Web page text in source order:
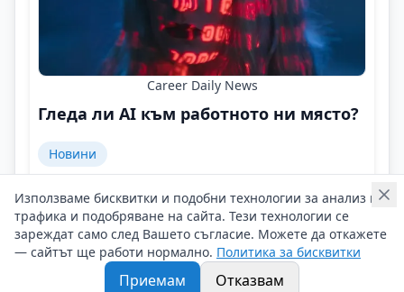
Career Daily News
Гледа ли AI към работното ни място?
Новини
AI не спира да учи. А, вие?
Контакти на Career Daily News
20/07/2026 г/
#Career_Daily_News #AI#Работно_място
Използваме бисквитки и подобни технологии за анализ на
трафика и подобряване на сайта. Тези технологии се
зареждат само след Вашето съгласие. Можете да откажете
— сайтът ще работи нормално. Политика за бисквитки
Приемам Отказвам